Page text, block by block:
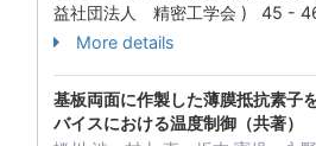
益社団法人 精密工学会 ) 45 -
More details
基板両面に作製した薄膜抵抗素子
バイスにおける温度制御（共著）